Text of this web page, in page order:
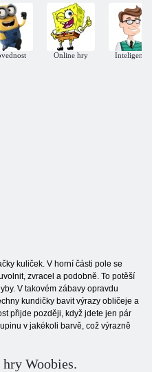
Online hry Inteligentní
kuliček. V horní části pole se
zvracel a podobně. To potěší
V takovém zábavy opravdu
kundičky bavit výrazy obličeje a
přijde později, když jdete jen pár
v jakékoli barvě, což výrazně
Woobies.